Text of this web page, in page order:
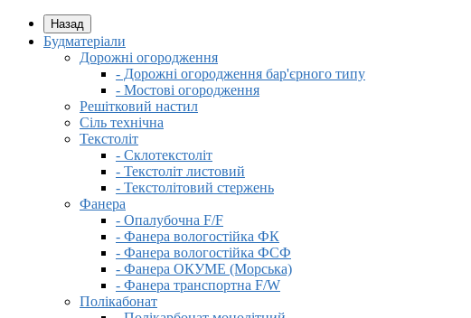
Назад
Будматеріали
Дорожні огородження
- Дорожні огородження бар'єрного типу
- Мостові огородження
Решітковий настил
Сіль технічна
Текстоліт
- Склотекстоліт
- Текстоліт листовий
- Текстолітовий стержень
Фанера
- Опалубочна F/F
- Фанера вологостійка ФК
- Фанера вологостійка ФСФ
- Фанера ОКУМЕ (Морська)
- Фанера транспортна F/W
Полікабонат